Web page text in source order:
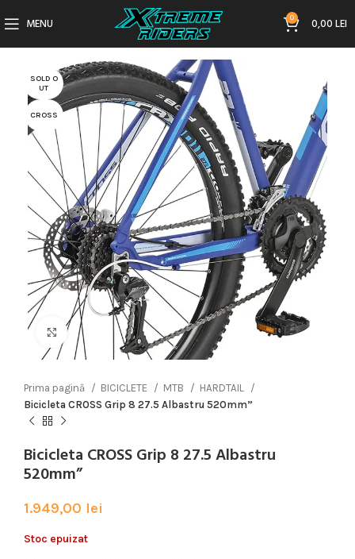
MENU 0 0,00LEI
SOLD O
UT
CROSS
Click to enlarge
Prima pagină BICICLETE MTB
HARDTAIL
Bicicleta CROSS Grip 8 27.5 Albastru 520mm”
Bicicleta CROSS Grip 8 27.5 Albastru
520mm”
1.949,00 lei
Stoc epuizat